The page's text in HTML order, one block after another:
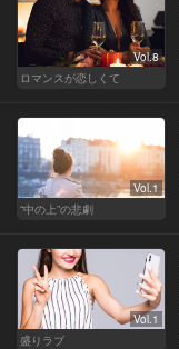
Vol.8
ロマンスが恋しくて
Vol.1
“中の上”の悲劇
Vol.1
盛りラブ